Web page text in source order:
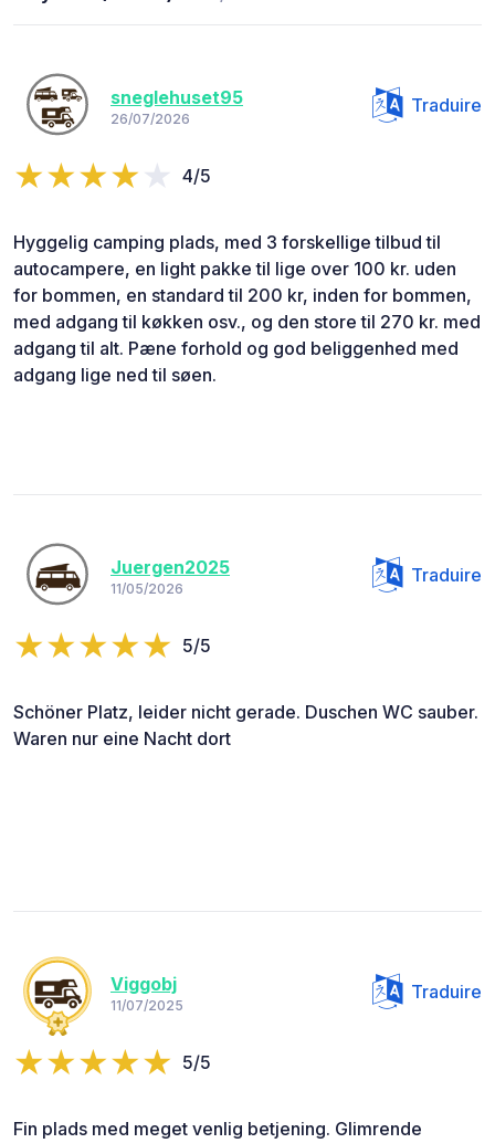
sneglehuset95
26/07/2026
Traduire
4/5
Hyggelig camping plads, med 3 forskellige tilbud til
autocampere, en light pakke til lige over 100 kr. uden
for bommen, en standard til 200 kr, inden for bommen,
med adgang til køkken osv., og den store til 270 kr. med
adgang til alt. Pæne forhold og god beliggenhed med
adgang lige ned til søen.
Juergen2025
11/05/2026
Traduire
5/5
Schöner Platz, leider nicht gerade. Duschen WC sauber.
Waren nur eine Nacht dort
Viggobj
11/07/2025
Traduire
5/5
Fin plads med meget venlig betjening. Glimrende